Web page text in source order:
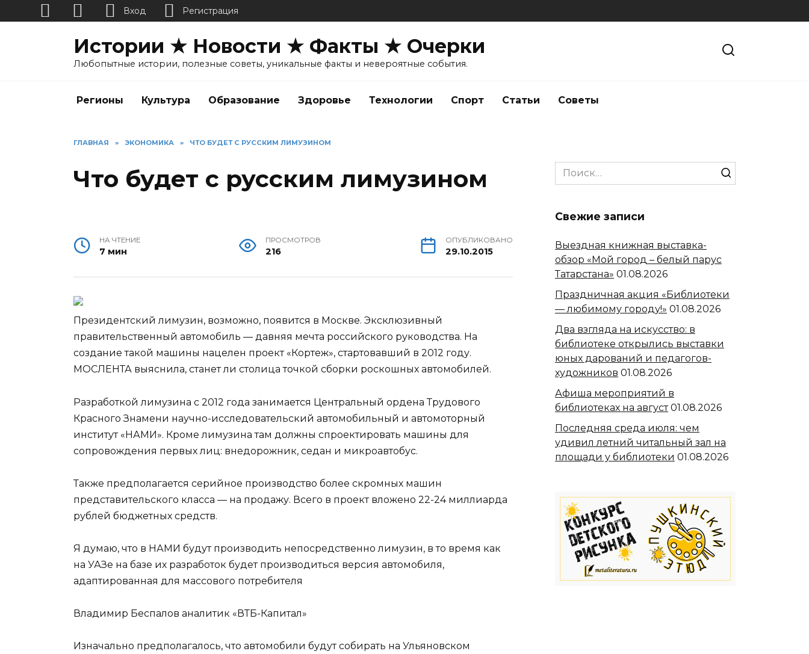
Истории ★ Новости ★ Факты ★ Очерки
Любопытные истории, полезные советы, уникальные факты и невероятные события.
Регионы Культура Образование Здоровье Технологии Спорт Статьи Советы
ГЛАВНАЯ » ЭКОНОМИКА » ЧТО БУДЕТ С РУССКИМ ЛИМУЗИНОМ
Что будет с русским лимузином
НА ЧТЕНИЕ
7 мин
ПРОСМОТРОВ
216
ОПУБЛИКОВАНО
29.10.2015
Президентский лимузин, возможно, появится в Москве. Эксклюзивный
правительственный автомобиль — давняя мечта российского руководства. На
создание такой машины нацелен проект «Кортеж», стартовавший в 2012 году.
МОСЛЕНТА выяснила, станет ли столица точкой сборки роскошных автомобилей.
Разработкой лимузина с 2012 года занимается Центральный ордена Трудового
Красного Знамени научно-исследовательский автомобильный и автомоторный
институт «НАМИ». Кроме лимузина там должны спроектировать машины для
сопровождения первых лиц: внедорожник, седан и микроавтобус.
Также предполагается серийное производство более скромных машин
представительского класса — на продажу. Всего в проект вложено 22-24 миллиарда
рублей бюджетных средств.
Я думаю, что в НАМИ будут производить непосредственно лимузин, в то время как
на УАЗе на базе их разработок будет производиться версия автомобиля,
адаптированная для массового потребителя
Владимир Беспалов аналитик «ВТБ-Капитал»
Изначально предполагалось, что автомобили будут собирать на Ульяновском
Search
for:
Свежие записи
Выездная книжная выставка-
обзор «Мой город – белый парус
Татарстана» 01.08.2026
Праздничная акция «Библиотеки
— любимому городу!» 01.08.2026
Два взгляда на искусство: в
библиотеке открылись выставки
юных дарований и педагогов-
художников 01.08.2026
Афиша мероприятий в
библиотеках на август 01.08.2026
Последняя среда июля: чем
удивил летний читальный зал на
площади у библиотеки 01.08.2026
Вход Регистрация